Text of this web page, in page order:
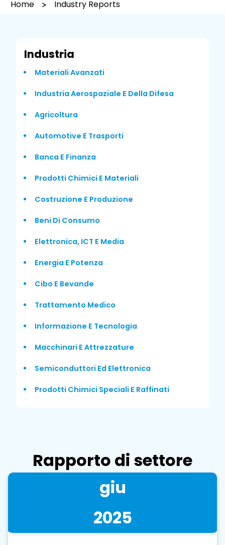
Home Industry Reports
Industria
Materiali Avanzati
Industria Aerospaziale E Della Difesa
Agricoltura
Automotive E Trasporti
Banca E Finanza
Prodotti Chimici E Materiali
Costruzione E Produzione
Beni Di Consumo
Elettronica, ICT E Media
Energia E Potenza
Cibo E Bevande
Trattamento Medico
Informazione E Tecnologia
Macchinari E Attrezzature
Semiconduttori Ed Elettronica
Prodotti Chimici Speciali E Raffinati
Rapporto di settore
giu
2025